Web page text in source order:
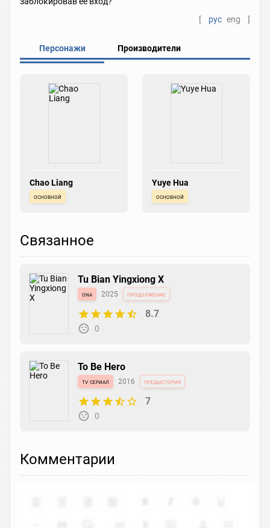
[
рус eng ]
Персонажи Производители
Chao Liang
основной
Yuye Hua
основной
Связанное
Tu Bian Yingxiong X
ona 2025 продолжение
8.7
0
To Be Hero
tv сериал 2016 предыстория
7
0
Комментарии